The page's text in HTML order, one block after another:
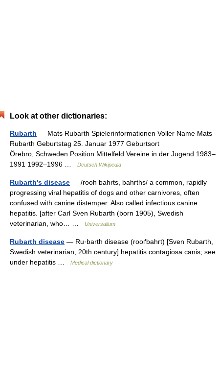
Look at other dictionaries:
Rubarth — Mats Rubarth Spielerinformationen Voller Name Mats
Rubarth Geburtstag 25. Januar 1977 Geburtsort
Örebro, Schweden Position Mittelfeld Vereine in der Jugend 1983–
1991 1992–1996 …
Deutsch Wikipedia
Rubarth's disease — /rooh bahrts, bahrths/ a common, rapidly
progressing viral hepatitis of dogs and other carnivores, often
confused with canine distemper. Also called infectious canine
hepatitis. [after Carl Sven Rubarth (born 1905), Swedish
veterinarian, who… …
Universalium
Rubarth disease — Ru·barth disease (rooґbahrt) [Sven Rubarth,
Swedish veterinarian, 20th century] hepatitis contagiosa canis; see
under hepatitis …
Medical dictionary